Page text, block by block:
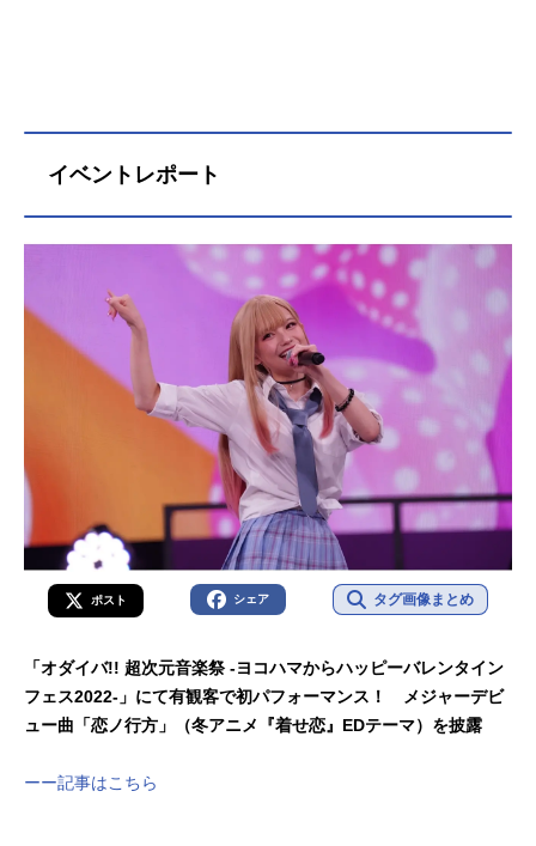
イベントレポート
ポスト シェア タグ画像まとめ
「オダイバ!! 超次元音楽祭 -ヨコハマからハッピーバレンタイン
フェス2022-」にて有観客で初パフォーマンス！ メジャーデビ
ュー曲「恋ノ行方」（冬アニメ『着せ恋』EDテーマ）を披露
ーー記事はこちら